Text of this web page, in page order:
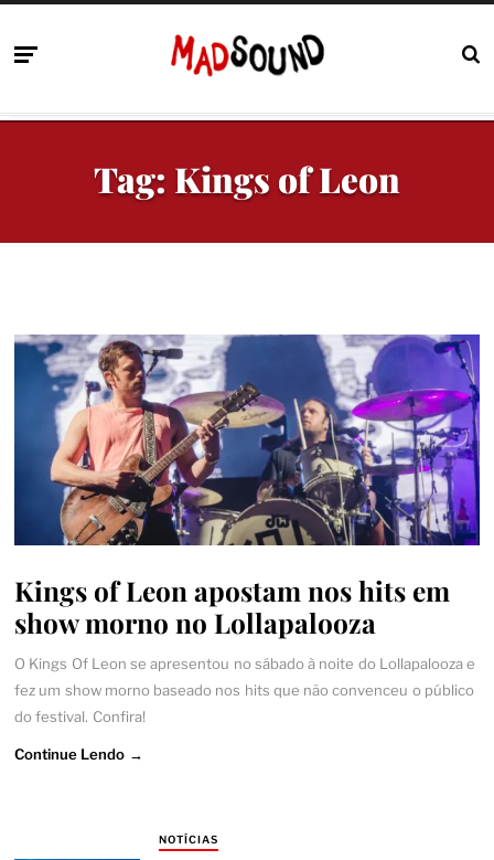
Tag: Kings of Leon
Kings of Leon apostam nos hits em
show morno no Lollapalooza
O Kings Of Leon se apresentou no sábado à noite do Lollapalooza e
fez um show morno baseado nos hits que não convenceu o público
do festival. Confira!
Continue Lendo →
NOTÍCIAS